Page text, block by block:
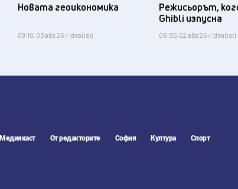
Новата геоикономика
09:10, 03 авг 26 / Idealisti
Режисьорът,
Ghibli изпусна
08:55, 02 авг 26 / Idealisti
Медиякаст От редакторите София Култура
Спорт